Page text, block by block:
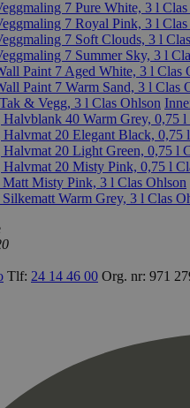
7 Pure White, 3 l
7 Royal Pink, 3 l
7 Soft Clouds, 3 l
7 Summer Sky, 3 l
Paint 7 Aged White, 3 l Clas
Paint 7 Warm Sand, 3 l Clas
& Vegg, 3 l Clas Ohlson
40 Warm Grey, 0,75 l
20 Elegant Black, 0,75 l
20 Light Green, 0,75 l
20 Misty Pink, 0,75 l
Matt Misty Pink, 3 l Clas Ohlson
Warm Grey, 3 l Clas
Tlf: 24 14 46 00 Org. nr: 971